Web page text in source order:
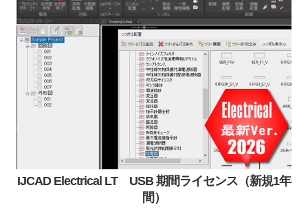
IJCAD Electrical LT USB 期間ライセンス（新規1年
間）